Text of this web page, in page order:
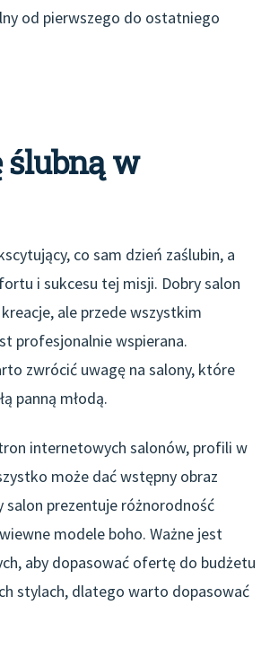
od pierwszego do ostatniego
ślubną w
co sam dzień zaślubin, a
i sukcesu tej misji. Dobry salon
ale przede wszystkim
profesjonalnie wspierana.
zwrócić uwagę na salony, które
panną młodą.
internetowych salonów, profili w
może dać wstępny obraz
salon prezentuje różnorodność
modele boho. Ważne jest
aby dopasować ofertę do budżetu
stylach, dlatego warto dopasować